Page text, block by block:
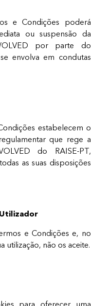
e Condições poderá
ou suspensão da
por parte do
envolva em condutas
estabelecem o
que rege a
do RAISE-PT,
as suas disposições
e Condições e, no
utilização, não os aceite.
para oferecer uma